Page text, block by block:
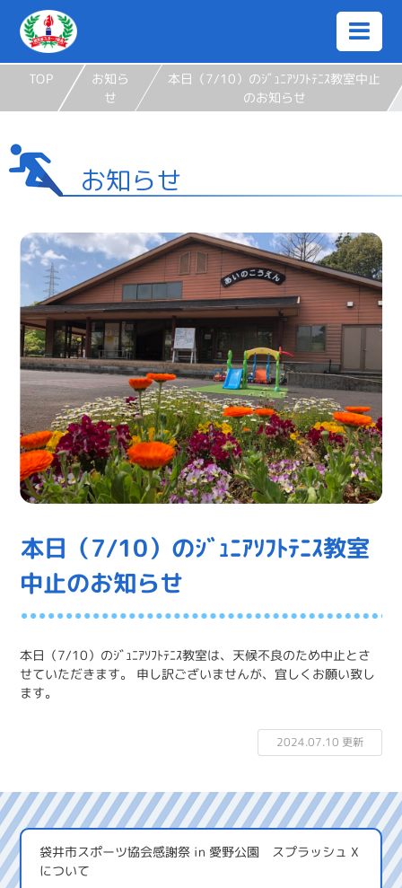
TOP
お知ら
せ
本日（7/10）のｼﾞｭﾆｱｿﾌﾄﾃﾆｽ教室中止
のお知らせ
お知らせ
本日（7/10）のｼﾞｭﾆｱｿﾌﾄﾃﾆｽ教室
中止のお知らせ
本日（7/10）のｼﾞｭﾆｱｿﾌﾄﾃﾆｽ教室は、天候不良のため中止とさ
せていただきます。 申し訳ございませんが、宜しくお願い致し
ます。
2024.07.10 更新
袋井市スポーツ協会感謝祭 in 愛野公園 スプラッシュ X
について